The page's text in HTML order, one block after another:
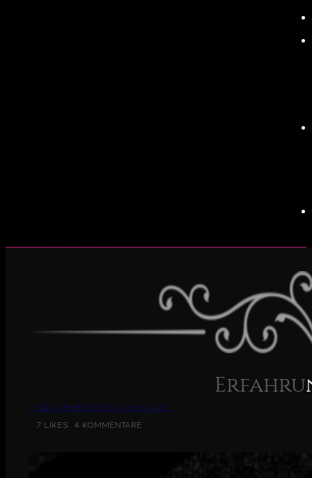
~ Sklavenbericht von bugae ~
7 Likes 4 Kommentare